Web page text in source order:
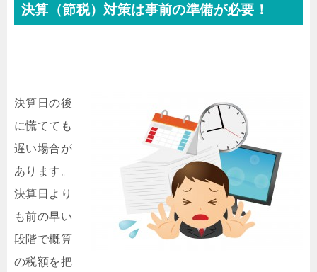
決算（節税）対策は事前の準備が必要！
決算日の後
に慌てても
遅い場合が
あります。
決算日より
も前の早い
段階で概算
の税額を把